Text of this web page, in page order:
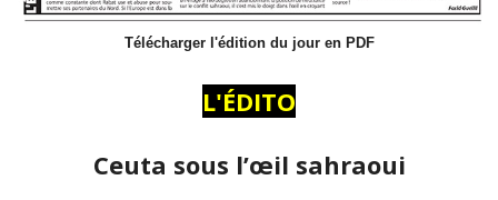
Télécharger l'édition du jour en PDF
L'ÉDITO
Ceuta sous l’œil sahraoui